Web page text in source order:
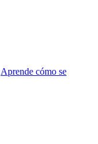
Aprende cómo se